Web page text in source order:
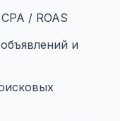
/ ROAS
и